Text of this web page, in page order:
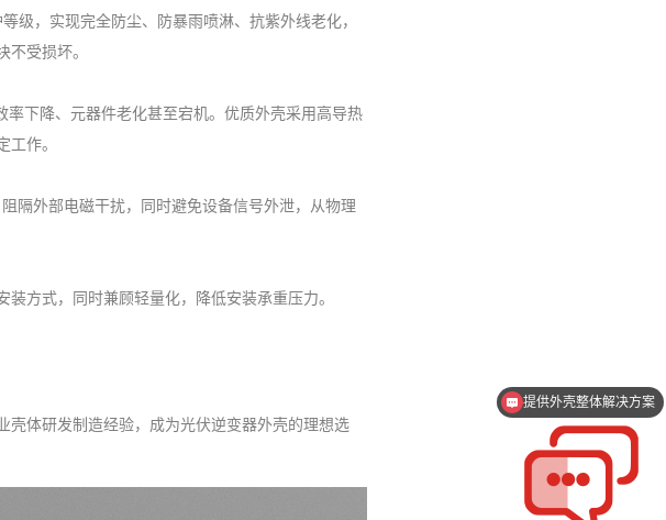
级，实现完全防尘、防暴雨喷淋、抗紫外线老化，
受损坏。
下降、元器件老化甚至宕机。优质外壳采用高导热
作。
隔外部电磁干扰，同时避免设备信号外泄，从物理
方式，同时兼顾轻量化，降低安装承重压力。
体研发制造经验，成为光伏逆变器外壳的理想选
支持一件起订